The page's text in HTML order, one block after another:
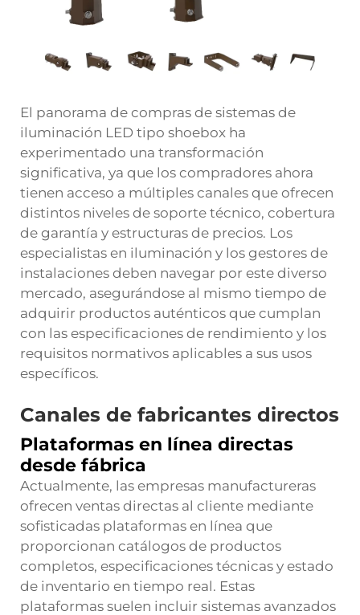
El panorama de compras de sistemas de
iluminación LED tipo shoebox ha
experimentado una transformación
significativa, ya que los compradores ahora
tienen acceso a múltiples canales que ofrecen
distintos niveles de soporte técnico, cobertura
de garantía y estructuras de precios. Los
especialistas en iluminación y los gestores de
instalaciones deben navegar por este diverso
mercado, asegurándose al mismo tiempo de
adquirir productos auténticos que cumplan
con las especificaciones de rendimiento y los
requisitos normativos aplicables a sus usos
específicos.
Canales de fabricantes directos
Plataformas en línea directas
desde fábrica
Actualmente, las empresas manufactureras
ofrecen ventas directas al cliente mediante
sofisticadas plataformas en línea que
proporcionan catálogos de productos
completos, especificaciones técnicas y estado
de inventario en tiempo real. Estas
plataformas suelen incluir sistemas avanzados